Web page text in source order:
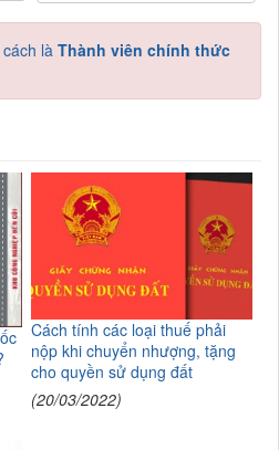
là Thành viên chính thức
Cách tính các loại thuế phải
nộp khi chuyển nhượng, tặng
cho quyền sử dụng đất
(20/03/2022)